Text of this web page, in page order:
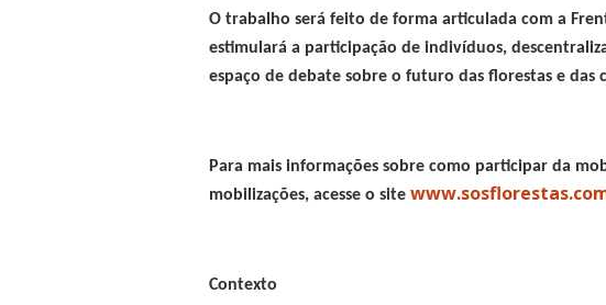
O trabalho será feito de forma articulada com a
estimulará a participação de indivíduos,
espaço de debate sobre o futuro das florestas e das
Para mais informações sobre como participar da
mobilizações, acesse o site
Contexto